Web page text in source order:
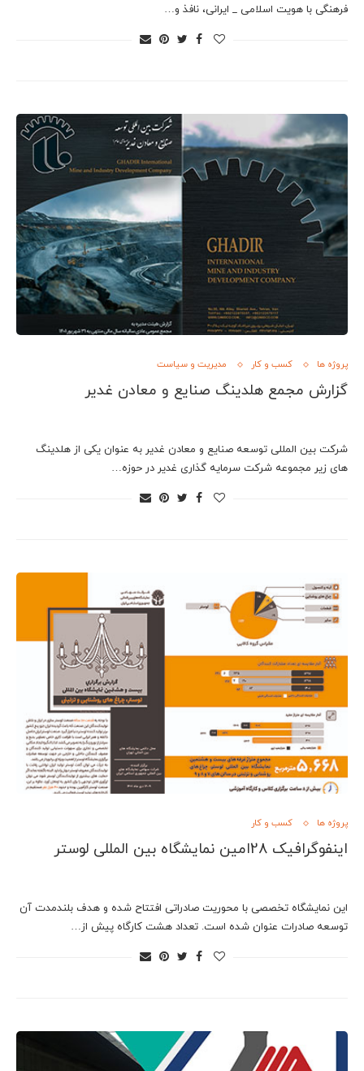
فرهنگی با هویت اسلامی _ ایرانی، نافذ و…
پروژه ها کسب و کار مدیریت و سیاست
گزارش مجمع هلدینگ صنایع و معادن غدیر
شرکت بین المللی توسعه صنایع و معادن غدیر به عنوان یکی از هلدینگ
های زیر مجموعه شرکت سرمایه گذاری غدیر در حوزه…
پروژه ها کسب و کار
اینفوگرافیک 28امین نمایشگاه بین المللی لوستر
این نمایشگاه تخصصی با محوریت صادراتی افتتاح شده و هدف بلندمدت آن
توسعه صادرات عنوان شده است. تعداد هشت کارگاه پیش از…